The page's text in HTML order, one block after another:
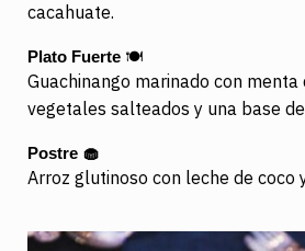
cacahuate.
Plato Fuerte 🍽️
Guachinango marinado con menta
vegetales salteados y una base
Postre 🧁
Arroz glutinoso con leche de coco